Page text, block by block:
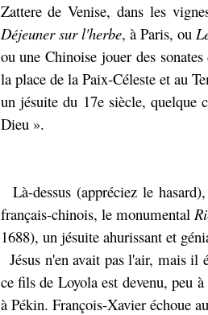
Zatterede Venise, dans les
Déjeuner sur l'herbe, à Paris, ou
ou une Chinoise jouer des
la place de la Paix-Céleste et au
un jésuite du 17e siècle, quelque
Dieu ».
Là-dessus (appréciez le
français-chinois, le monumental
1688), un jésuite ahurissant et
Jésus n'en avait pas l'air, mais il
ce fils de Loyola est devenu, peu
à Pékin. François-Xavier échoue